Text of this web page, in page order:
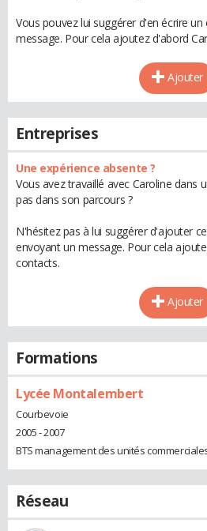
Vous pouvez lui suggérer d'en écrire
message. Pour cela ajoutez d'abord
Ajouter
Entreprises
Une expérience absente ?
Vous avez travaillé avec Caroline dans
pas dans son parcours ?
N'hésitez pas à lui suggérer d'ajouter
envoyant un message. Pour cela
contacts.
Ajouter
Formations
Lycée Montalembert
Courbevoie
2005 - 2007
BTS management des unités
Réseau